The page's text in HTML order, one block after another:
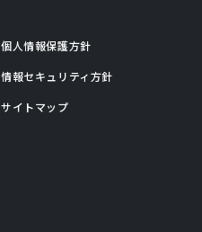
個人情報保護方針
情報セキュリティ方針
サイトマップ